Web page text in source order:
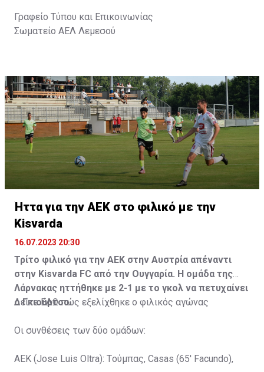
Γραφείο Τύπου και Επικοινωνίας
Σωματείο ΑΕΛ Λεμεσού
Ήττα για την ΑΕΚ στο φιλικό με την
Kisvarda
16.07.2023 20:30
Τρίτο φιλικό για την ΑΕΚ στην Αυστρία απέναντι
στην Kisvarda FC από την Ουγγαρία. Η ομάδα της
Λάρνακας ηττήθηκε με 2-1 με το γκολ να πετυχαίνει
ο Γκιούρτσο.
ΔείτεΕΔΩπώς εξελίχθηκε ο φιλικός αγώνας
Οι συνθέσεις των δύο ομάδων:
ΑΕΚ (Jose Luis Oltra): Tούμπας, Casas (65' Facundo),